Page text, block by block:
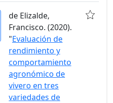
de Elizalde,
Francisco. (2020).
"Evaluación de
rendimiento y
comportamiento
agronómico de
vivero en tres
variedades de